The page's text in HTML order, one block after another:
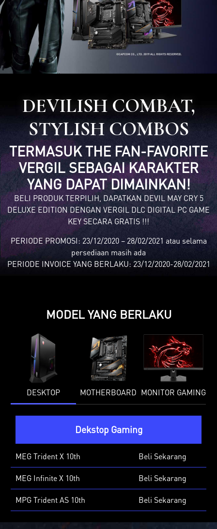
DEVILISH COMBAT,
STYLISH COMBOS
TERMASUK THE FAN-FAVORITE
VERGIL SEBAGAI KARAKTER
YANG DAPAT DIMAINKAN!
BELI PRODUK TERPILIH, DAPATKAN DEVIL MAY CRY 5
DELUXE EDITION DENGAN VERGIL DLC DIGITAL PC GAME
KEY SECARA GRATIS !!!
PERIODE PROMOSI: 23/12/2020 – 28/02/2021 atau selama
persediaan masih ada
PERIODE INVOICE YANG BERLAKU: 23/12/2020-28/02/2021
MODEL YANG BERLAKU
DESKTOP MOTHERBOARD MONITOR GAMING
Dekstop Gaming
MEG Trident X 10th Beli Sekarang
MEG Infinite X 10th Beli Sekarang
MPG Trident AS 10th Beli Sekarang